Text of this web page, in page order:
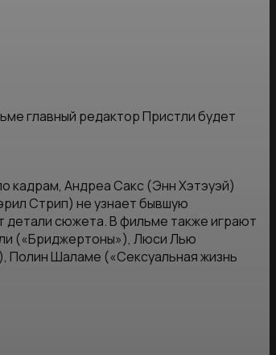
главный редактор Пристли будет
кадрам, Андреа Сакс (Энн Хэтэуэй)
Стрип) не узнает бывшую
детали сюжета. В фильме также играют
(«Бриджертоны»), Люси Лью
Шаламе («Сексуальная жизнь